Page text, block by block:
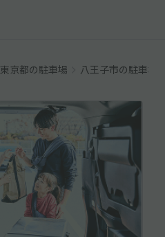
東京都の駐車場 八王子市の駐車場